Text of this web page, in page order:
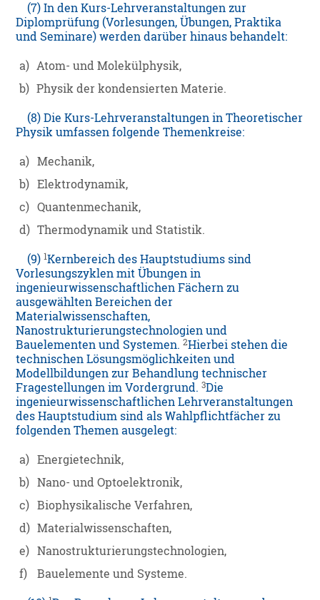
(7) In den Kurs-Lehrveranstaltungen zur
Diplomprüfung (Vorlesungen, Übungen, Praktika
und Seminare) werden darüber hinaus behandelt:
a) Atom- und Molekülphysik,
b) Physik der kondensierten Materie.
(8) Die Kurs-Lehrveranstaltungen in Theoretischer
Physik umfassen folgende Themenkreise:
a) Mechanik,
b) Elektrodynamik,
c) Quantenmechanik,
d) Thermodynamik und Statistik.
(9)1Kernbereich des Hauptstudiums sind
Vorlesungszyklen mit Übungen in
ingenieurwissenschaftlichen Fächern zu
ausgewählten Bereichen der
Materialwissenschaften,
Nanostrukturierungstechnologien und
Bauelementen und Systemen.2Hierbei stehen die
technischen Lösungsmöglichkeiten und
Modellbildungen zur Behandlung technischer
Fragestellungen im Vordergrund.3Die
ingenieurwissenschaftlichen Lehrveranstaltungen
des Hauptstudium sind als Wahlpflichtfächer zu
folgenden Themen ausgelegt:
a) Energietechnik,
b) Nano- und Optoelektronik,
c) Biophysikalische Verfahren,
d) Materialwissenschaften,
e) Nanostrukturierungstechnologien,
f)
Bauelemente und Systeme.